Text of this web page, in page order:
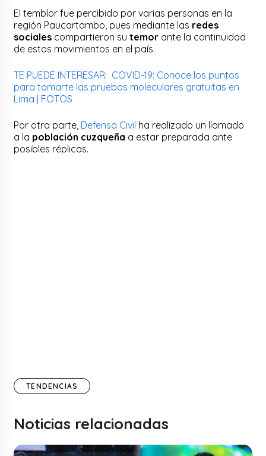
El temblor fue percibido por varias personas en la
región Paucartambo, pues mediante las redes
sociales compartieron su temor ante la continuidad
de estos movimientos en el país.
TE PUEDE INTERESAR: COVID-19: Conoce los puntos
para tomarte las pruebas moleculares gratuitas en
Lima | FOTOS
Por otra parte, Defensa Civil ha realizado un llamado
a la población cuzqueña a estar preparada ante
posibles réplicas.
TENDENCIAS
Noticias relacionadas